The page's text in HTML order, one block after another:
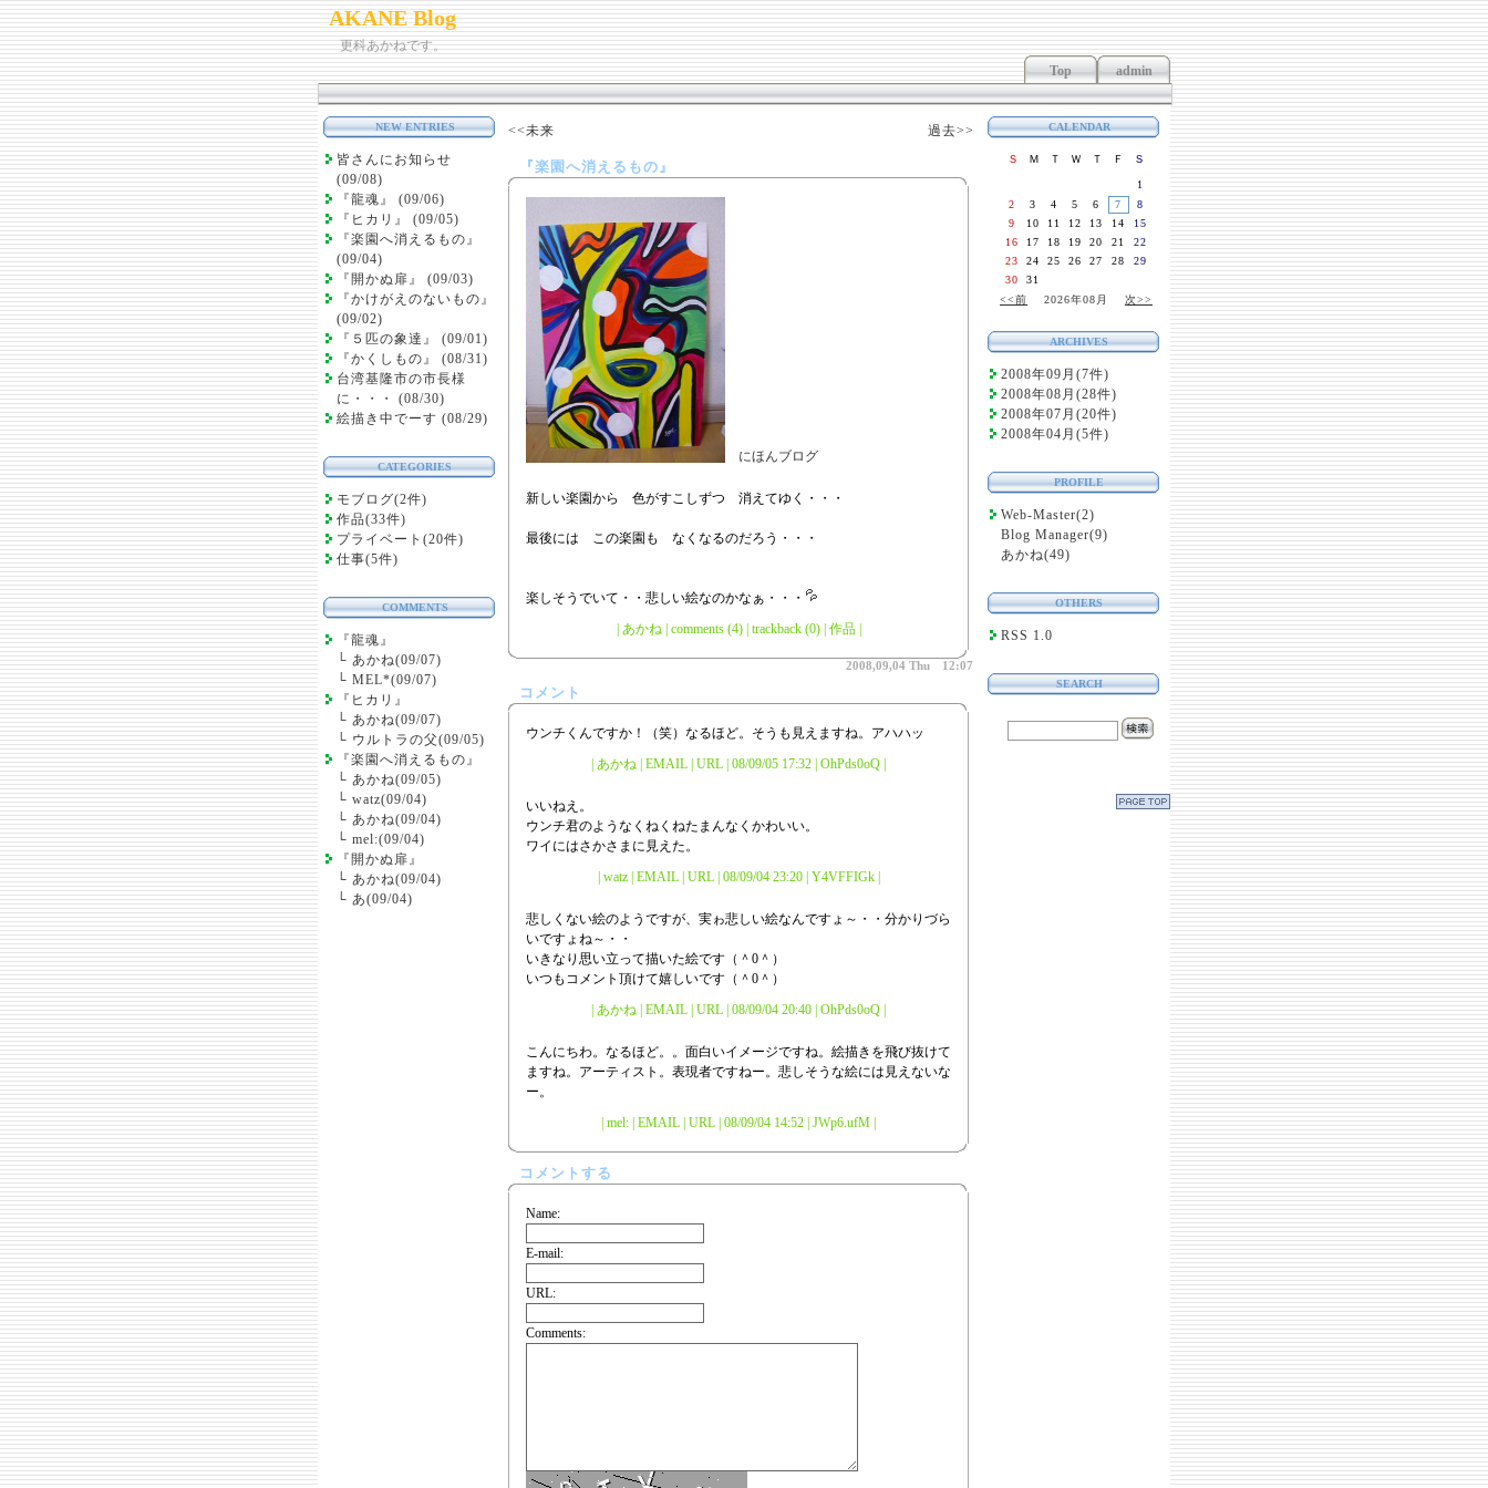
AKANE Blog
更科あかねです。
admin
Top
NEW ENTRIES
皆さんにお知らせ
(09/08)
『龍魂』 (09/06)
『ヒカリ』 (09/05)
『楽園へ消えるもの』
(09/04)
『開かぬ扉』 (09/03)
『かけがえのないもの』
(09/02)
『５匹の象達』 (09/01)
『かくしもの』 (08/31)
台湾基隆市の市長様
に・・・ (08/30)
絵描き中でーす (08/29)
CATEGORIES
モブログ(2件)
作品(33件)
プライベート(20件)
仕事(5件)
COMMENTS
『龍魂』
└ あかね(09/07)
└ MEL*(09/07)
『ヒカリ』
└ あかね(09/07)
└ ウルトラの父(09/05)
『楽園へ消えるもの』
└ あかね(09/05)
└ watz(09/04)
└ あかね(09/04)
└ mel:(09/04)
『開かぬ扉』
└ あかね(09/04)
└ あ(09/04)
<<未来 過去>>
『楽園へ消えるもの』
新しい楽園から 色がすこしずつ 消えてゆく・・・
最後には この楽園も なくなるのだろう・・・
楽しそうでいて・・悲しい絵なのかなぁ・・・
あかね| comments (4)| trackback (0)| 作品|
2008,09,04 Thu 12:07
コメント
ウンチくんですか！（笑）なるほど。そうも見えますね。アハハッ
| あかね | EMAIL | URL | 08/09/05 17:32 | OhPds0oQ |
いいねえ。
ウンチ君のようなくねくねたまんなくかわいい。
ワイにはさかさまに見えた。
| watz | EMAIL | URL | 08/09/04 23:20 | Y4VFFIGk |
悲しくない絵のようですが、実ゎ悲しい絵なんですょ～・・分かりづら
いですょね～・・
いきなり思い立って描いた絵です（＾0＾）
いつもコメント頂けて嬉しいです（＾0＾）
| あかね | EMAIL | URL | 08/09/04 20:40 | OhPds0oQ |
こんにちわ。なるほど。。面白いイメージですね。絵描きを飛び抜けて
ますね。アーティスト。表現者ですねー。悲しそうな絵には見えないな
ー。
| mel: | EMAIL | URL | 08/09/04 14:52 | JWp6.ufM |
コメントする
Name:
E-mail:
URL:
Comments:
CALENDAR
Ｓ Ｍ Ｔ Ｗ Ｔ Ｆ Ｓ
1
2
3 4 5 6 7
8
9
10 11 12 13 14
15
16
17 18 19 20 21
22
23
24 25 26 27 28
29
30
31
<<前 2026年08月 次>>
ARCHIVES
2008年09月(7件)
2008年08月(28件)
2008年07月(20件)
2008年04月(5件)
PROFILE
Web-Master(2)
Blog Manager(9)
あかね(49)
OTHERS
RSS 1.0
SEARCH